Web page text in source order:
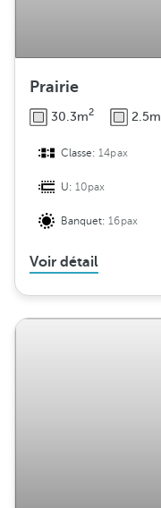
Prairie
30.3m2
Classe:14pax
U:10pax
Banquet:16pax
Voir détail